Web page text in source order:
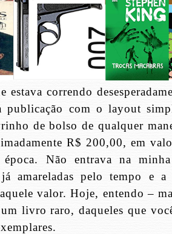
correndo
publicação com o layout
de bolso de qualquer
R$ 200,00, em
Não entrava na minha
amareladas pelo tempo e
valor. Hoje, entendo –
livro raro, daqueles que